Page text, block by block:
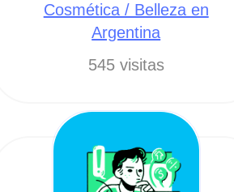
Cosmética / Belleza en
Argentina
545 visitas